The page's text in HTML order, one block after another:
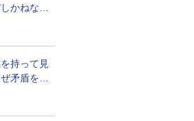
かねなか
持って見
矛盾を大